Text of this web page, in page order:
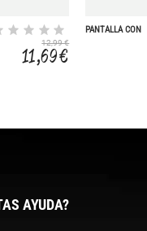
12,99 €
11,69 €
PANTALLA CON
AYUDA?